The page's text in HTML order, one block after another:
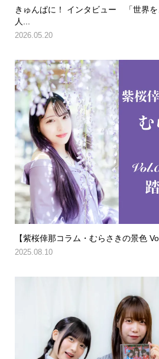
きゅんぱに！ インタビュー 「世界
人...
2026.05.20
【紫桜倖那コラム・むらさきの景色
2025.08.10